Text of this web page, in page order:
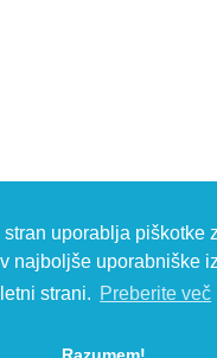
stran uporablja piškotke
najboljše uporabniške
strani. Preberite več
T: +386 (0)7 35 65 220, F: +386